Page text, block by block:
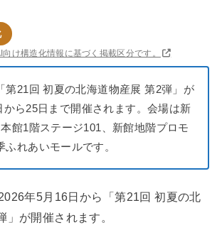
け構造化情報に基づく掲載区分です。
第21回 初夏の北海道物産展 第2弾」が
から25日まで開催されます。会場は新
館1階ステージ101、新館地階プロモ
ふれあいモールです。
年5月16日から「第21回 初夏の北
」が開催されます。